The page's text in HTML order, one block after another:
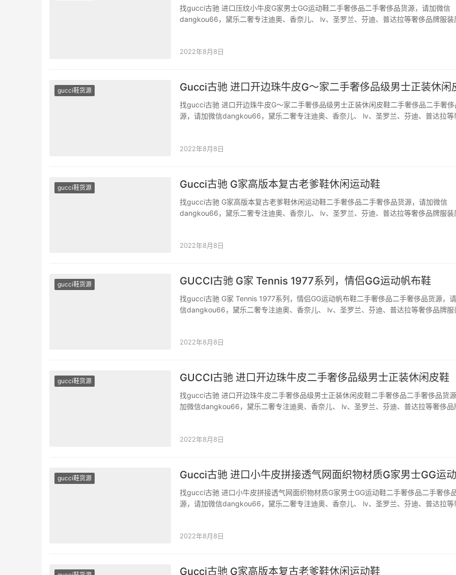
找gucci古驰 进口压纹小牛皮G家男士GG运动鞋二手奢侈品二手奢侈品货源，请加微信
dangkou66，黛乐二奢专注迪奥、香奈儿、 lv、圣罗兰、芬迪、普达拉等奢侈品牌服装
2022年8月8日
gucci鞋货源 Gucci古驰 进口开边珠牛皮G～家二手奢侈品级男士正装休闲
找gucci古驰 进口开边珠牛皮G～家二手奢侈品级男士正装休闲皮鞋二手奢侈品二手奢侈
源，请加微信dangkou66，黛乐二奢专注迪奥、香奈儿、 lv、圣罗兰、芬迪、普达拉等
2022年8月8日
gucci鞋货源 Gucci古驰 G家高版本复古老爹鞋休闲运动鞋
找gucci古驰 G家高版本复古老爹鞋休闲运动鞋二手奢侈品二手奢侈品货源，请加微信
dangkou66，黛乐二奢专注迪奥、香奈儿、 lv、圣罗兰、芬迪、普达拉等奢侈品牌服装
2022年8月8日
gucci鞋货源 GUCCI古驰 G家 Tennis 1977系列，情侣GG运动帆布鞋
找gucci古驰 G家 Tennis 1977系列，情侣GG运动帆布鞋二手奢侈品二手奢侈品货源，
信dangkou66，黛乐二奢专注迪奥、香奈儿、 lv、圣罗兰、芬迪、普达拉等奢侈品牌服
2022年8月8日
gucci鞋货源 GUCCI古驰 进口开边珠牛皮二手奢侈品级男士正装休闲皮鞋
找gucci古驰 进口开边珠牛皮二手奢侈品级男士正装休闲皮鞋二手奢侈品二手奢侈品货
加微信dangkou66，黛乐二奢专注迪奥、香奈儿、 lv、圣罗兰、芬迪、普达拉等奢侈品
2022年8月8日
gucci鞋货源 Gucci古驰 进口小牛皮拼接透气网面织物材质G家男士GG运
找gucci古驰 进口小牛皮拼接透气网面织物材质G家男士GG运动鞋二手奢侈品二手奢侈
源，请加微信dangkou66，黛乐二奢专注迪奥、香奈儿、 lv、圣罗兰、芬迪、普达拉等
2022年8月8日
Gucci古驰 G家高版本复古老爹鞋休闲运动鞋